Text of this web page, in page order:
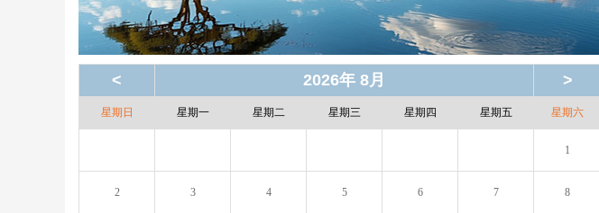
< 2026年 8月 >
星期日 星期一 星期二 星期三 星期四 星期五 星期六
1
2 3 4 5 6 7 8